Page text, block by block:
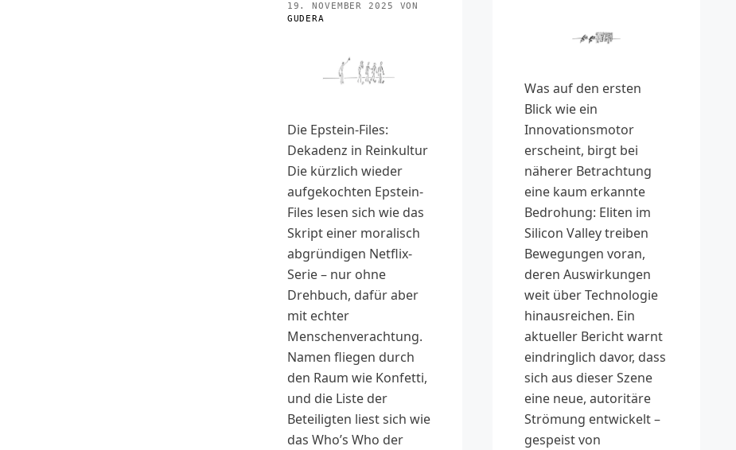
19. NOVEMBER 2025
VON
GUDERA
Die Epstein-Files:
Dekadenz in Reinkultur
Die kürzlich wieder
aufgekochten Epstein-
Files lesen sich wie das
Skript einer moralisch
abgründigen Netflix-
Serie – nur ohne
Drehbuch, dafür aber
mit echter
Menschenverachtung.
Namen fliegen durch
den Raum wie Konfetti,
und die Liste der
Beteiligten liest sich wie
das Who’s Who der
Was auf den ersten
Blick wie ein
Innovationsmotor
erscheint, birgt bei
näherer Betrachtung
eine kaum erkannte
Bedrohung: Eliten im
Silicon Valley treiben
Bewegungen voran,
deren Auswirkungen
weit über Technologie
hinausreichen. Ein
aktueller Bericht warnt
eindringlich davor, dass
sich aus dieser Szene
eine neue, autoritäre
Strömung entwickelt –
gespeist von